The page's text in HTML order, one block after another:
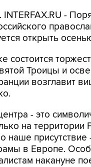
INTERFAX.RU -
открыть
состоится
Троицы и
возглавит
- это
на территории
наше
в Европе.
накануне